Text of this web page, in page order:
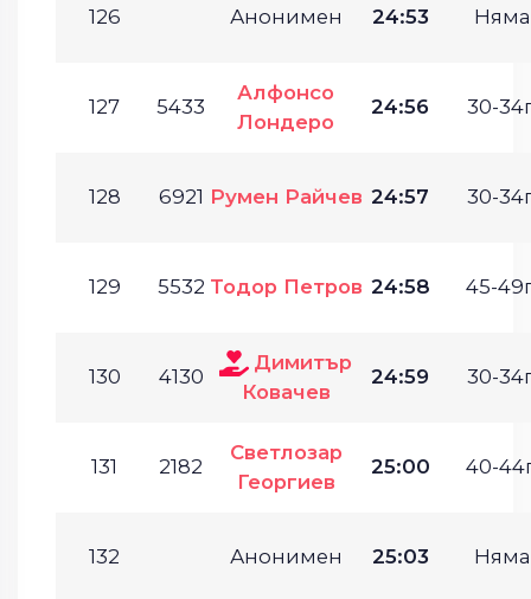
126 Анонимен 24:53 Няма
127 5433
Алфонсо
Лондеро
24:56 30-
128 6921 Румен Райчев 24:57 30-
129 5532 Тодор Петров 24:58 45-
130 4130
Димитър
Ковачев
24:59 30-
131 2182
Светлозар
Георгиев
25:00 40-
132 Анонимен 25:03 Няма